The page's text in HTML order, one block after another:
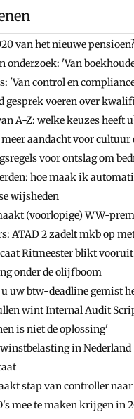
van het nieuwe
onderzoek: 'Van
'Van control en
gesprek voeren over
A-Z: welke keuzes heeft
aandacht voor cultuur
voor ontslag om
hoe maak ik
wijsheden
(voorlopige) WW-
ATAD 2 zadelt mkb op
Ritmeester blikt
onder de olijfboom
uw btw-deadline gemist
wint Internal Audit
is niet de oplossing'
winstbelasting in Nederland
stap van controller
mee te maken krijgen in